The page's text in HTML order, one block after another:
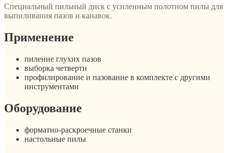
Специальный пильный диск с усиленным полотном пилы для
выпиливания пазов и канавок.
Применение
пиление глухих пазов
выборка четверти
профилирование и пазование в комплекте с другими
инструментами
Оборудование
форматно-раскроечные станки
настольные пилы